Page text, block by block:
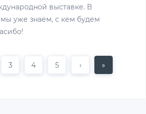
выставке. В
уже знаем, с кем будем
3 4 5 › »